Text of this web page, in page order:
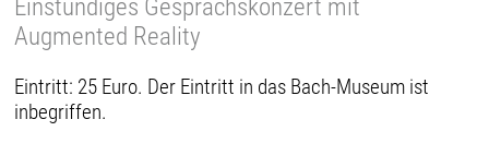
Einstündiges Gesprächskonzert mit
Augmented Reality
Eintritt: 25 Euro. Der Eintritt in das Bach-Museum ist
inbegriffen.